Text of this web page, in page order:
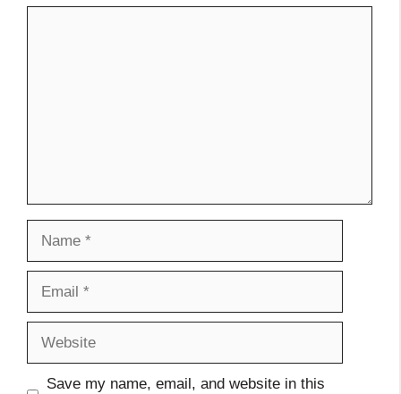
Save my name, email, and website in this